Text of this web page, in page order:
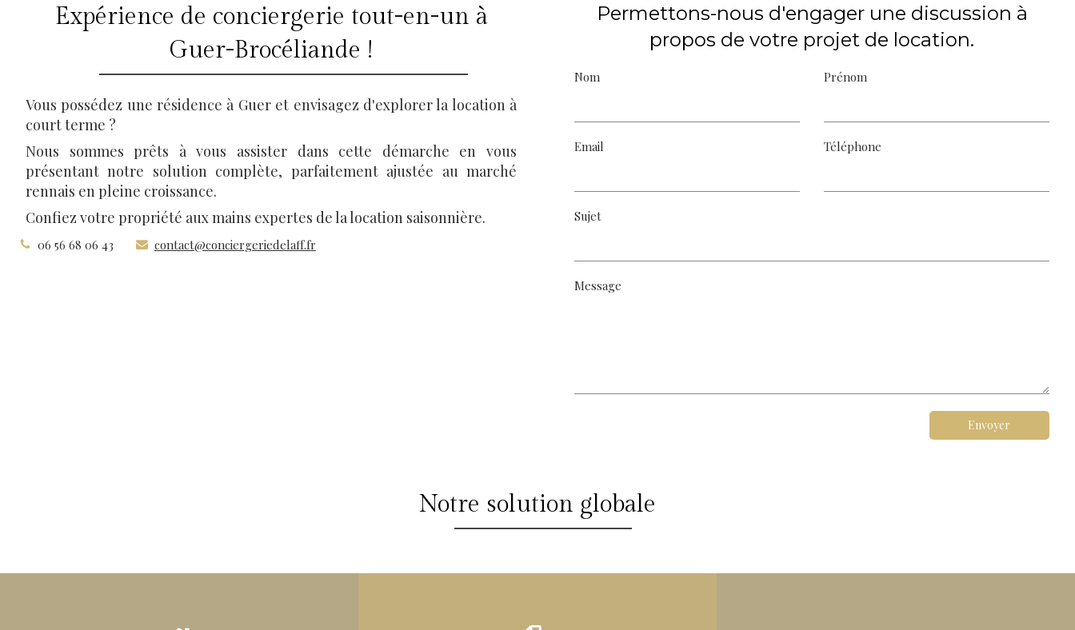
Expérience de conciergerie tout-en-un à
Guer-Brocéliande !
Vous possédez une résidence à Guer et envisagez d'explorer la location à
court terme ?
Nous sommes prêts à vous assister dans cette démarche en vous
présentant notre solution complète, parfaitement ajustée au marché
rennais en pleine croissance.
Confiez votre propriété aux mains expertes de la location saisonnière.
06 56 68 06 43 contact@conciergeriedelaff.fr
Permettons-nous d'engager une discussion à
propos de votre projet de location.
Nom Prénom
Email Téléphone
Sujet
Message
Envoyer
Notre solution globale